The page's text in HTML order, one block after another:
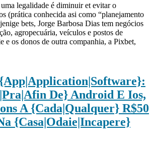
legalidade é diminuir et evitar o
(prática conhecida asi como “planejamento
bets, Jorge Barbosa Dias tem negócios
agropecuária, veículos e postos de
e os donos de outra companhia, a Pixbet,
De} Android E Ios,
A {Cada|Qualquer} R$50
{Casa|Odaie|Incapere}